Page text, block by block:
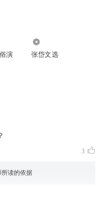
演
张岱文选
3
所读的依据